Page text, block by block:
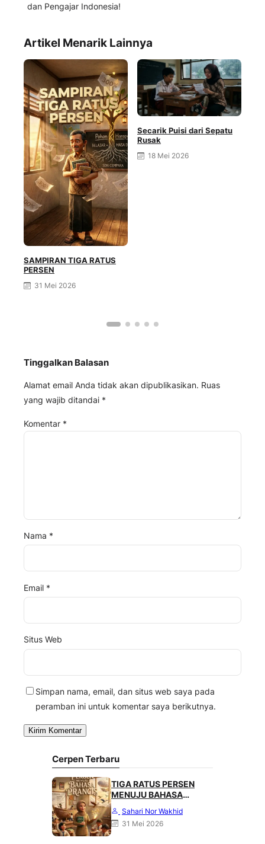
dan Pengajar Indonesia!
Artikel Menarik Lainnya
SAMPIRAN TIGA RATUS
PERSEN
31 Mei 2026
Secarik Puisi dari Sepatu
Rusak
18 Mei 2026
Tinggalkan Balasan
Alamat email Anda tidak akan dipublikasikan. Ruas
yang wajib ditandai *
Komentar *
Nama *
Email *
Situs Web
Simpan nama, email, dan situs web saya pada
peramban ini untuk komentar saya berikutnya.
Cerpen Terbaru
TIGA RATUS PERSEN
MENUJU BAHASA
Sahari Nor Wakhid
31 Mei 2026